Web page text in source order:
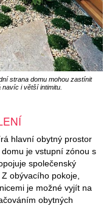
strana domu mohou zastínit
i větší intimitu.
hlavní obytný prostor
je vstupní zónou s
společenský
obývacího pokoje,
je možné vyjít na
obytných